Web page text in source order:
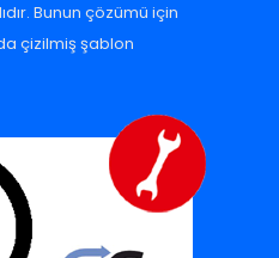
Bunun çözümü için
çizilmiş şablon